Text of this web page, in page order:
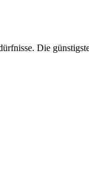
Die